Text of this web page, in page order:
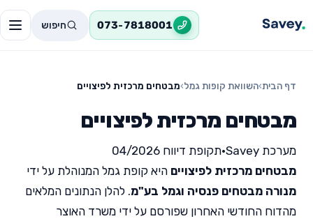
073-7818001 חיפוש
דף הבית›השוואת קופות גמל›מבטחים מרכזית לפיצויים
מבטחים מרכזית לפיצויים
מערכת Savey •תקופת דיווח 04/2026
מבטחים מרכזית לפיצויים היא קופת גמל המנוהלת על ידי
מנורה מבטחים פנסיה וגמל בע"מ. להלן הנתונים המלאים
מהדוח החודשי האחרון שפורסם על ידי משרד האוצר